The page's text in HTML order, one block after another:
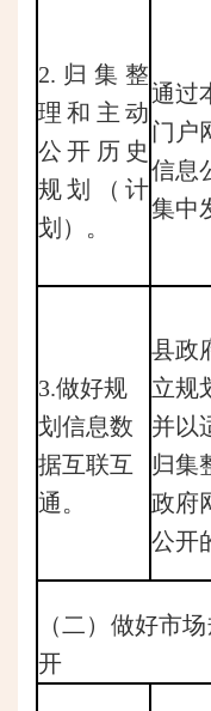
2.归集整
理和主动
公开历史
规划（计
划）。
通过
门户
信息
集中
3.做好规
划信息数
据互联互
通。
县政
立规
并以
归集
政府
公开
（二）做好市
开